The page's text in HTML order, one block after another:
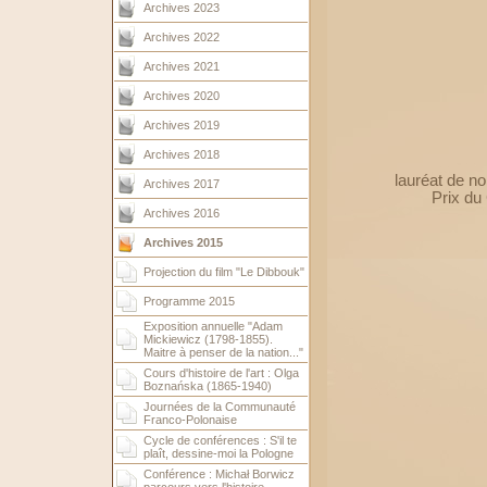
Archives 2023
Archives 2022
Archives 2021
Archives 2020
Archives 2019
Archives 2018
Archives 2017
Archives 2016
Archives 2015
Projection du film "Le Dibbouk"
Programme 2015
Exposition annuelle "Adam
Mickiewicz (1798-1855).
Maitre à penser de la nation..."
Cours d'histoire de l'art : Olga
Boznańska (1865-1940)
Journées de la Communauté
Franco-Polonaise
Cycle de conférences : S'il te
plaît, dessine-moi la Pologne
Conférence : Michał Borwicz
lauréat de
Prix du